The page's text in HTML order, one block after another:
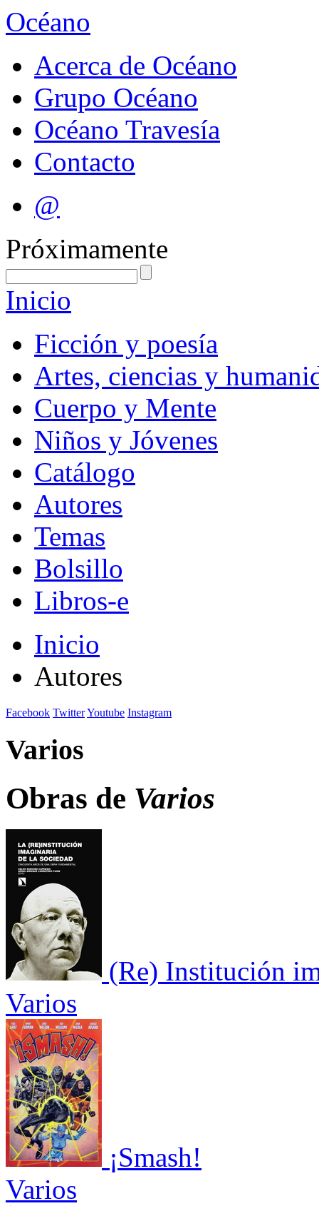
Océano
Acerca de Océano
Grupo Océano
Océano Travesía
Contacto
@
Próximamente
Inicio
Ficción y poesía
Artes, ciencias y
Cuerpo y Mente
Niños y Jóvenes
Catálogo
Autores
Temas
Bolsillo
Libros-e
Inicio
Autores
Facebook TwitterYoutube Instagram
Varios
Obras de Varios
(Re) Institución
Varios
¡Smash!
Varios